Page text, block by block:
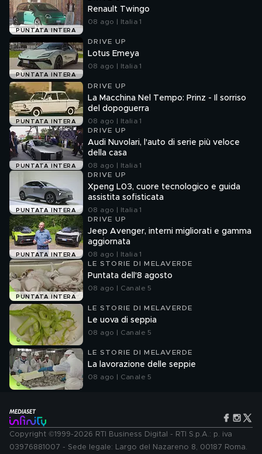
PUNTATA INTERA
Renault Twingo
08 ago | Italia 1
PUNTATA INTERA
DRIVE UP
Lotus Emeya
08 ago | Italia 1
PUNTATA INTERA
DRIVE UP
La Macchina Nel Tempo: Prinz - Il sorriso
del dopoguerra
08 ago | Italia 1
PUNTATA INTERA
DRIVE UP
Audi Nuvolari, l'auto di serie più veloce
della casa
08 ago | Italia 1
PUNTATA INTERA
DRIVE UP
Xpeng L03, cuore tecnologico e guida
assistita sofisticata
08 ago | Italia 1
PUNTATA INTERA
DRIVE UP
Jeep Avenger, interni migliorati e gamma
aggiornata
08 ago | Italia 1
PUNTATA INTERA
LE STORIE DI MELAVERDE
Puntata dell'8 agosto
08 ago | Canale 5
LE STORIE DI MELAVERDE
Le uova di seppia
08 ago | Canale 5
LE STORIE DI MELAVERDE
La lavorazione delle seppie
08 ago | Canale 5
Copyright ©1999-2026 RTI Business Digital - RTI S.p.A.: p. iva
03976881007 - Sede legale: Largo del Nazareno 8, 00187 Roma.